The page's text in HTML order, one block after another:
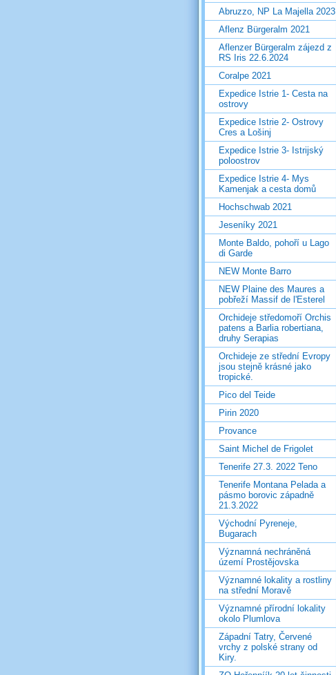
Abruzzo, NP La Majella 2023
Aflenz Bürgeralm 2021
Aflenzer Bürgeralm zájezd z
RS Iris 22.6.2024
Coralpe 2021
Expedice Istrie 1- Cesta na
ostrovy
Expedice Istrie 2- Ostrovy
Cres a Lošinj
Expedice Istrie 3- Istrijský
poloostrov
Expedice Istrie 4- Mys
Kamenjak a cesta domů
Hochschwab 2021
Jeseníky 2021
Monte Baldo, pohoří u Lago
di Garde
NEW Monte Barro
NEW Plaine des Maures a
pobřeží Massif de l'Esterel
Orchideje středomoří Orchis
patens a Barlia robertiana,
druhy Serapias
Orchideje ze střední Evropy
jsou stejně krásné jako
tropické.
Pico del Teide
Pirin 2020
Provance
Saint Michel de Frigolet
Tenerife 27.3. 2022 Teno
Tenerife Montana Pelada a
pásmo borovic západně
21.3.2022
Východní Pyreneje,
Bugarach
Významná nechráněná
území Prostějovska
Významné lokality a rostliny
na střední Moravě
Významné přírodní lokality
okolo Plumlova
Západní Tatry, Červené
vrchy z polské strany od
Kiry.